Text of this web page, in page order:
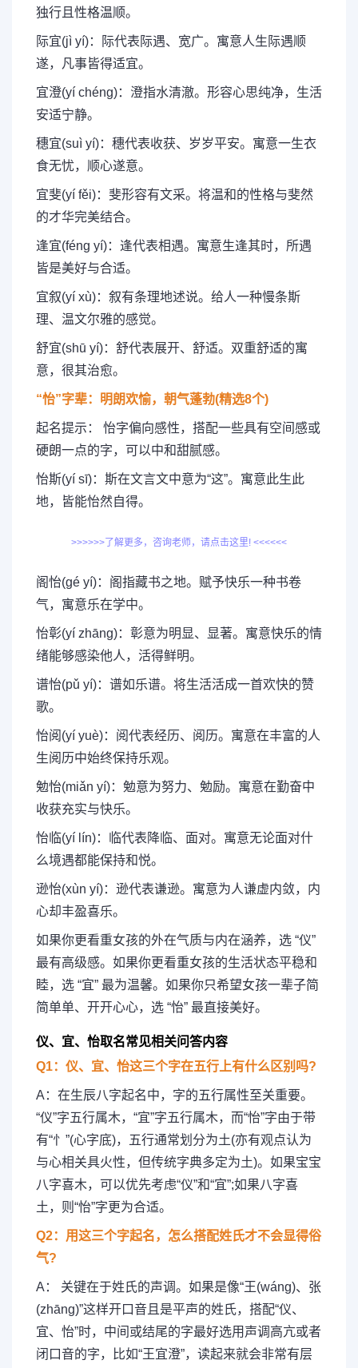
独行且性格温顺。
际宜(jì yí)：际代表际遇、宽广。寓意人生际遇顺
遂，凡事皆得适宜。
宜澄(yí chéng)：澄指水清澈。形容心思纯净，生活
安适宁静。
穗宜(suì yí)：穗代表收获、岁岁平安。寓意一生衣
食无忧，顺心遂意。
宜斐(yí fěi)：斐形容有文采。将温和的性格与斐然
的才华完美结合。
逢宜(féng yí)：逢代表相遇。寓意生逢其时，所遇
皆是美好与合适。
宜叙(yí xù)：叙有条理地述说。给人一种慢条斯
理、温文尔雅的感觉。
舒宜(shū yí)：舒代表展开、舒适。双重舒适的寓
意，很其治愈。
“怡”字辈：明朗欢愉，朝气蓬勃(精选8个)
起名提示： 怡字偏向感性，搭配一些具有空间感或
硬朗一点的字，可以中和甜腻感。
怡斯(yí sī)：斯在文言文中意为“这”。寓意此生此
地，皆能怡然自得。
>>>>>>了解更多，咨询老师，请点击这里! <<<<<<
阁怡(gé yí)：阁指藏书之地。赋予快乐一种书卷
气，寓意乐在学中。
怡彰(yí zhāng)：彰意为明显、显著。寓意快乐的情
绪能够感染他人，活得鲜明。
谱怡(pǔ yí)：谱如乐谱。将生活活成一首欢快的赞
歌。
怡阅(yí yuè)：阅代表经历、阅历。寓意在丰富的人
生阅历中始终保持乐观。
勉怡(miǎn yí)：勉意为努力、勉励。寓意在勤奋中
收获充实与快乐。
怡临(yí lín)：临代表降临、面对。寓意无论面对什
么境遇都能保持和悦。
逊怡(xùn yí)：逊代表谦逊。寓意为人谦虚内敛，内
心却丰盈喜乐。
如果你更看重女孩的外在气质与内在涵养，选 “仪”
最有高级感。如果你更看重女孩的生活状态平稳和
睦，选 “宜” 最为温馨。如果你只希望女孩一辈子简
简单单、开开心心，选 “怡” 最直接美好。
仪、宜、怡取名常见相关问答内容
Q1：仪、宜、怡这三个字在五行上有什么区别吗?
A：在生辰八字起名中，字的五行属性至关重要。
“仪”字五行属木，“宜”字五行属木，而“怡”字由于带
有“忄”(心字底)，五行通常划分为土(亦有观点认为
与心相关具火性，但传统字典多定为土)。如果宝宝
八字喜木，可以优先考虑“仪”和“宜”;如果八字喜
土，则“怡”字更为合适。
Q2：用这三个字起名，怎么搭配姓氏才不会显得俗
气?
A： 关键在于姓氏的声调。如果是像“王(wáng)、张
(zhāng)”这样开口音且是平声的姓氏，搭配“仪、
宜、怡”时，中间或结尾的字最好选用声调高亢或者
闭口音的字，比如“王宜澄”，读起来就会非常有层